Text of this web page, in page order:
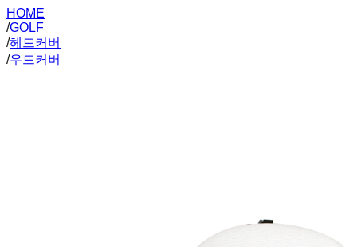
HOME
/GOLF
/헤드커버
/우드커버